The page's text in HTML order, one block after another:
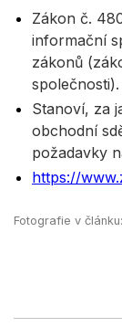
Zákon č.
informační
zákonů
společnosti).
Stanoví, za
obchodní
požadavky
https://
Fotografie v